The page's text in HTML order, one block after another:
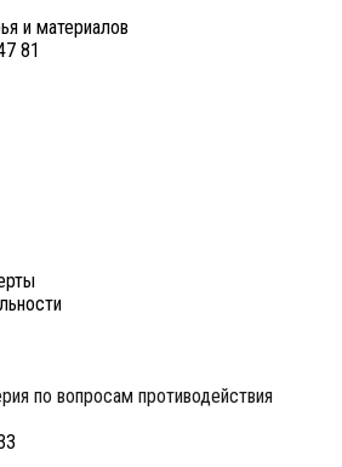
и материалов
81
по вопросам противодействия